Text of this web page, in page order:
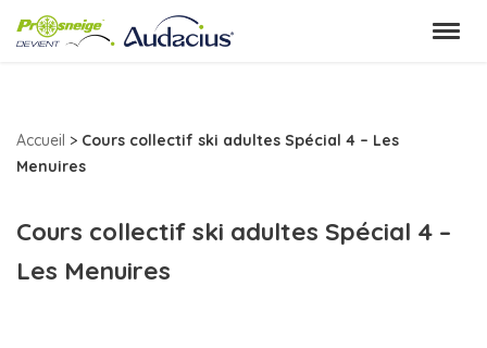
Accueil > Cours collectif ski adultes Spécial 4 – Les
Menuires
Cours collectif ski adultes Spécial 4 –
Les Menuires